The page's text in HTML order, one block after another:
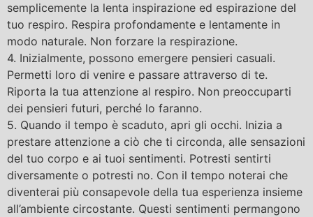
semplicemente la lenta inspirazione ed espirazione del
tuo respiro. Respira profondamente e lentamente in
modo naturale. Non forzare la respirazione.
4. Inizialmente, possono emergere pensieri casuali.
Permetti loro di venire e passare attraverso di te.
Riporta la tua attenzione al respiro. Non preoccuparti
dei pensieri futuri, perché lo faranno.
5. Quando il tempo è scaduto, apri gli occhi. Inizia a
prestare attenzione a ciò che ti circonda, alle sensazioni
del tuo corpo e ai tuoi sentimenti. Potresti sentirti
diversamente o potresti no. Con il tempo noterai che
diventerai più consapevole della tua esperienza insieme
all’ambiente circostante. Questi sentimenti permangono